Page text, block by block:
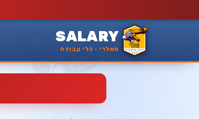
SALARY
סאלרי · כלי עבודה